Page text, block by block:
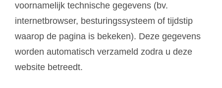
voornamelijk technische gegevens (bv.
internetbrowser, besturingssysteem of tijdstip
waarop de pagina is bekeken). Deze gegevens
worden automatisch verzameld zodra u deze
website betreedt.